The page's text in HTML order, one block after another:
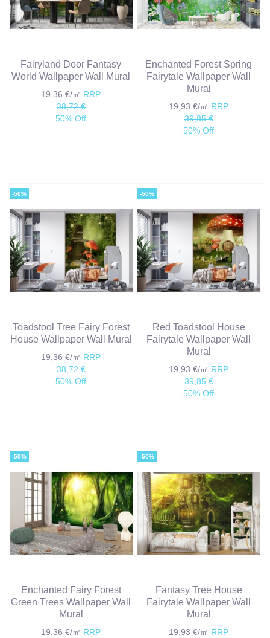
Fairyland Door Fantasy
World Wallpaper Wall Mural
19,36 €/㎡ RRP
38,72 €
50% Off
Enchanted Forest Spring
Fairytale Wallpaper Wall
Mural
19,93 €/㎡ RRP
39,85 €
50% Off
-50%
Toadstool Tree Fairy Forest
House Wallpaper Wall Mural
19,36 €/㎡ RRP
38,72 €
50% Off
-50%
Red Toadstool House
Fairytale Wallpaper Wall
Mural
19,93 €/㎡ RRP
39,85 €
50% Off
-50%
Enchanted Fairy Forest
Green Trees Wallpaper Wall
Mural
19,36 €/㎡ RRP
-50%
Fantasy Tree House
Fairytale Wallpaper Wall
Mural
19,93 €/㎡ RRP